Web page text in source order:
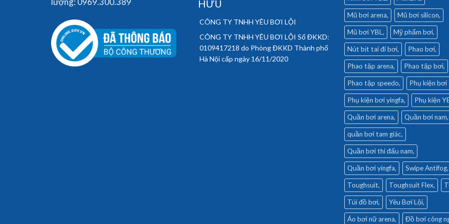
HỮU
CÔNG TY TNHH YÊU BƠI LỘI
CÔNG TY TNHH YÊU BƠI LỘI Số ĐKKD:
0109417218 do Phòng ĐKKD Thành phố
Hà Nội cấp ngày 16/11/2020
Mũ bơi arena Mũ bơi silicon
Mũ bơi YBL Mỹ phẩm bơi
Nút bịt tai đi bơi Phao bơi
Phao tập arena Phao tập bơi
Phao tập speedo Phụ kiện bơi
Phụ kiện bơi yingfa Phụ kiện
Quần bơi arena Quần bơi nam
quần bơi tam giác
Quần bơi thi đấu nam
Quần bơi yingfa Swipe Antifog
Toughsuit Toughsuit Flex
Túi đồ bơi Yêu Bơi Lội
Áo bơi nữ arena Đồ bơi công